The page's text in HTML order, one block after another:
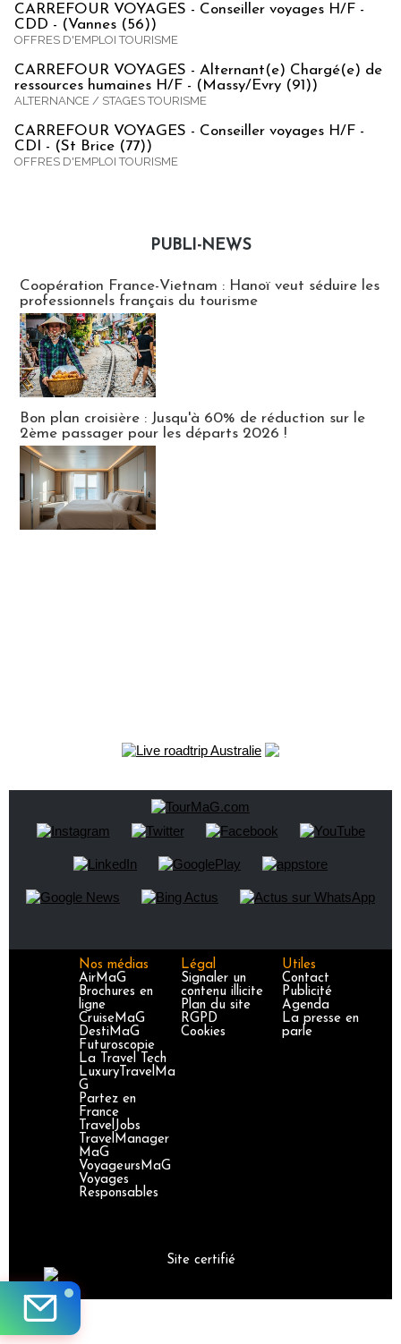
CARREFOUR VOYAGES - Conseiller voyages H/F -
CDD - (Vannes (56))
OFFRES D'EMPLOI TOURISME
CARREFOUR VOYAGES - Alternant(e) Chargé(e) de
ressources humaines H/F - (Massy/Evry (91))
ALTERNANCE / STAGES TOURISME
CARREFOUR VOYAGES - Conseiller voyages H/F -
CDI - (St Brice (77))
OFFRES D'EMPLOI TOURISME
PUBLI-NEWS
Coopération France-Vietnam : Hanoï veut séduire les
professionnels français du tourisme
Bon plan croisière : Jusqu'à 60% de réduction sur le
2ème passager pour les départs 2026 !
Nos médias
AirMaG
Brochures en
ligne
CruiseMaG
DestiMaG
Futuroscopie
La Travel Tech
LuxuryTravelMa
G
Partez en
France
TravelJobs
TravelManager
MaG
VoyageursMaG
Voyages
Responsables
Légal
Signaler un
contenu illicite
Plan du site
RGPD
Cookies
Utiles
Contact
Publicité
Agenda
La presse en
parle
Site certifié